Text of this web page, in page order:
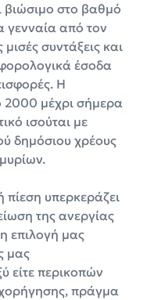
βιώσιμο στο βαθμό
γενναία από τον
συντάξεις και
έσοδα
Η
2000 μέχρι σήμερα
ισούται με
δημόσιου χρέους
υπερκεράζει
της ανεργίας
επιλογή μας
μας
είτε περικοπών
πράγμα